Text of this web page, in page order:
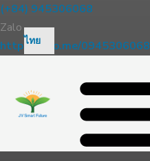
ไทย
(+84) 945306068
Zalo
https://zalo.me/0945306068